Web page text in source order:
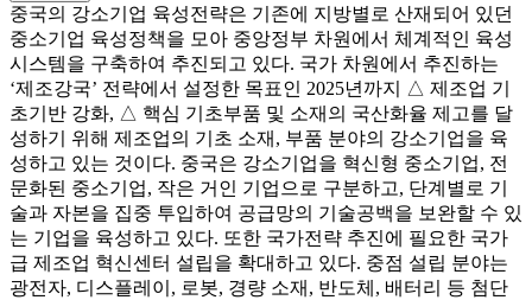
중국의 강소기업 육성전략은 기존에 지방별로 산재되어 있던
중소기업 육성정책을 모아 중앙정부 차원에서 체계적인 육성
시스템을 구축하여 추진되고 있다. 국가 차원에서 추진하는
‘제조강국’ 전략에서 설정한 목표인 2025년까지 △ 제조업 기
초기반 강화, △ 핵심 기초부품 및 소재의 국산화율 제고를 달
성하기 위해 제조업의 기초 소재, 부품 분야의 강소기업을 육
성하고 있는 것이다. 중국은 강소기업을 혁신형 중소기업, 전
문화된 중소기업, 작은 거인 기업으로 구분하고, 단계별로 기
술과 자본을 집중 투입하여 공급망의 기술공백을 보완할 수 있
는 기업을 육성하고 있다. 또한 국가전략 추진에 필요한 국가
급 제조업 혁신센터 설립을 확대하고 있다. 중점 설립 분야는
광전자, 디스플레이, 로봇, 경량 소재, 반도체, 배터리 등 첨단